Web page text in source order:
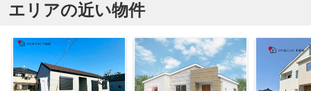
エリアの近い物件